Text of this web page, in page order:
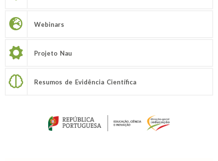
Webinars
Projeto Nau
Resumos de Evidência Científica